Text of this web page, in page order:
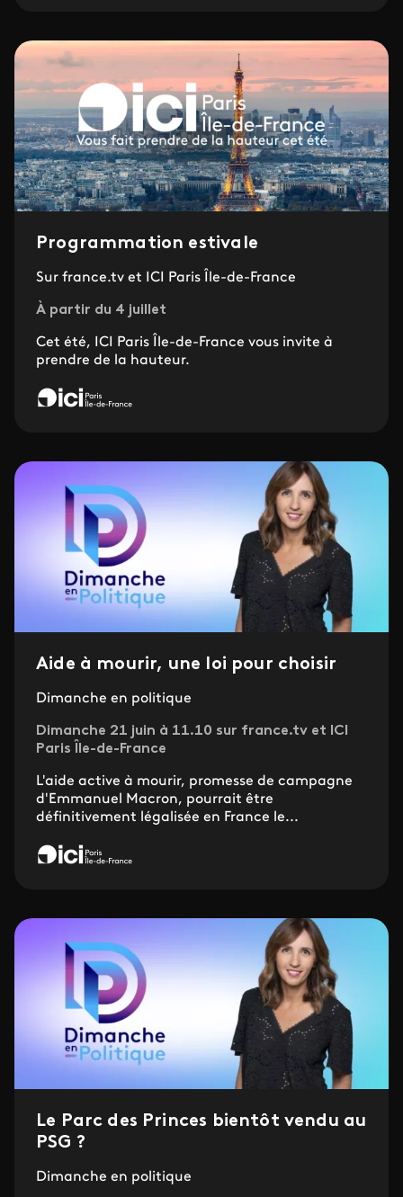
Programmation estivale
Sur france.tv et ICI Paris Île-de-France
À partir du 4 juillet
Cet été, ICI Paris Île-de-France vous invite à
prendre de la hauteur.
Aide à mourir, une loi pour choisir
Dimanche en politique
Dimanche 21 juin à 11.10 sur france.tv et ICI
Paris Île-de-France
L'aide active à mourir, promesse de campagne
d'Emmanuel Macron, pourrait être
définitivement légalisée en France le...
Le Parc des Princes bientôt vendu au
PSG ?
Dimanche en politique